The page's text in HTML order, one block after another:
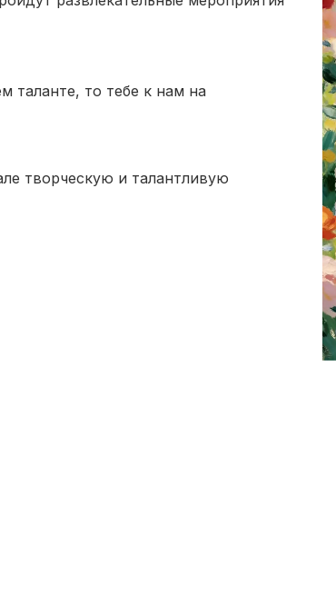
таланте, то тебе к нам на
творческую и талантливую